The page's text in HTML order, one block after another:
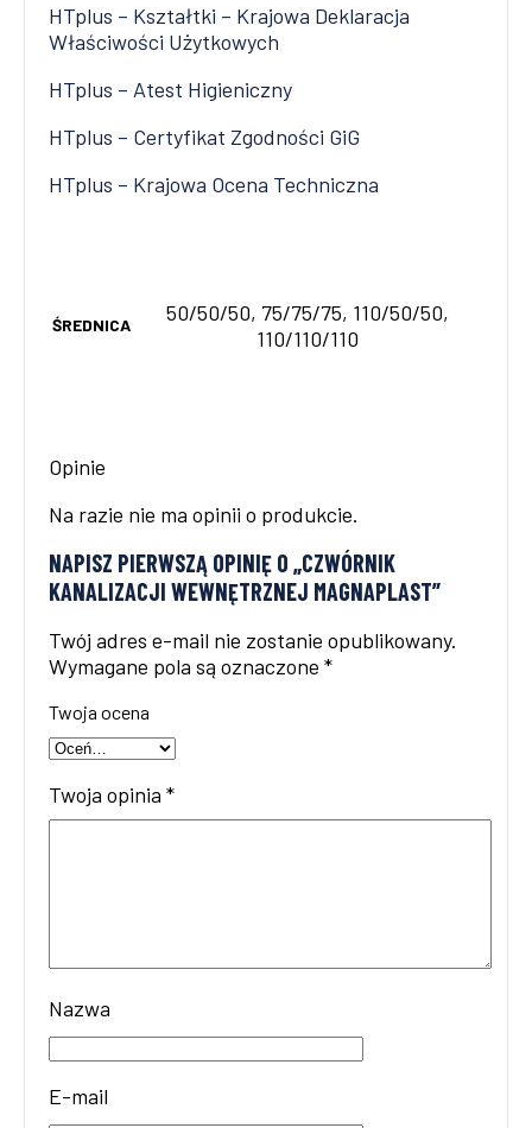
HTplus – Kształtki – Krajowa Deklaracja
Właściwości Użytkowych
HTplus – Atest Higieniczny
HTplus – Certyfikat Zgodności GiG
HTplus – Krajowa Ocena Techniczna
ŚREDNICA
50/50/50, 75/75/75, 110/50/50,
110/110/110
Opinie
Na razie nie ma opinii o produkcie.
NAPISZ PIERWSZĄ OPINIĘ O „CZWÓRNIK
KANALIZACJI WEWNĘTRZNEJ MAGNAPLAST”
Twój adres e-mail nie zostanie opublikowany.
Wymagane pola są oznaczone *
Twoja ocena
Twoja opinia *
Nazwa
E-mail